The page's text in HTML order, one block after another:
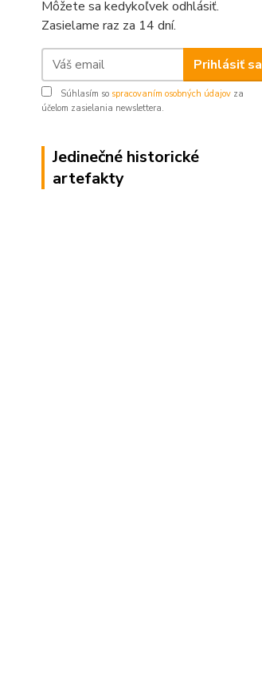
Môžete sa kedykoľvek odhlásiť.
Zasielame raz za 14 dní.
Prihlásiť sa
Súhlasím so spracovaním osobných údajov za
účelom zasielania newslettera.
Jedinečné historické
artefakty